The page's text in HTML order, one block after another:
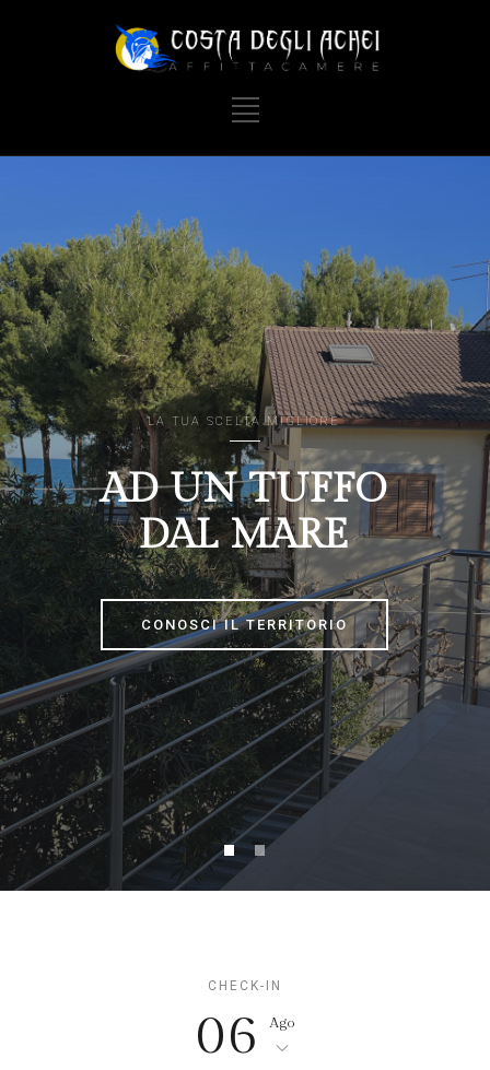
AD UN TUFFO
DAL MARE
LA TUA SCELTA MIGLIORE
CONOSCI IL TERRITORIO
CHECK-IN
06 Ago